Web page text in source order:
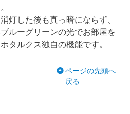
灯した後も真っ暗にならず、
ルーグリーンの光でお部屋を
タルクス独自の機能です。
ページの先頭へ
戻る